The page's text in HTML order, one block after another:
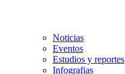
Noticias
Eventos
Estudios y reportes
Infografias